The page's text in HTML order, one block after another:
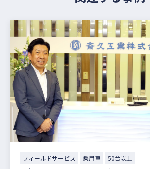
フィールドサービス 乗用車 50台以上